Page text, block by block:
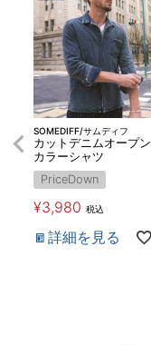
SOMEDIFF/サムディフ
カットデニムオープン
カラーシャツ
PriceDown
¥3,980 税込
詳細を見る